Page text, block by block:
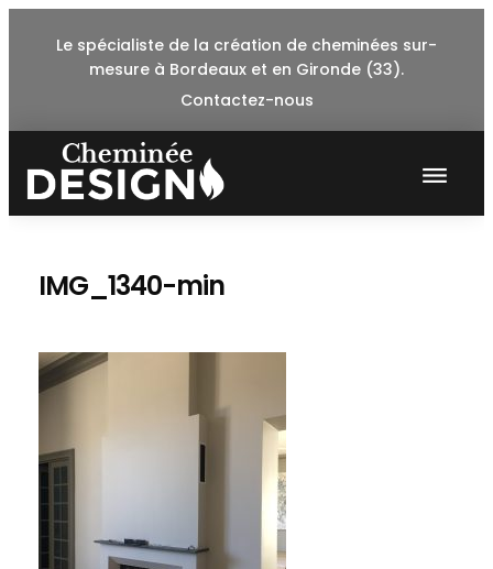
Le spécialiste de la création de cheminées sur-
mesure à Bordeaux et en Gironde (33).
Contactez-nous
IMG_1340-min